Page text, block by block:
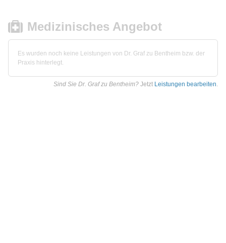
Medizinisches Angebot
Es wurden noch keine Leistungen von Dr. Graf zu Bentheim bzw. der
Praxis hinterlegt.
Sind Sie Dr. Graf zu Bentheim? Jetzt Leistungen bearbeiten.